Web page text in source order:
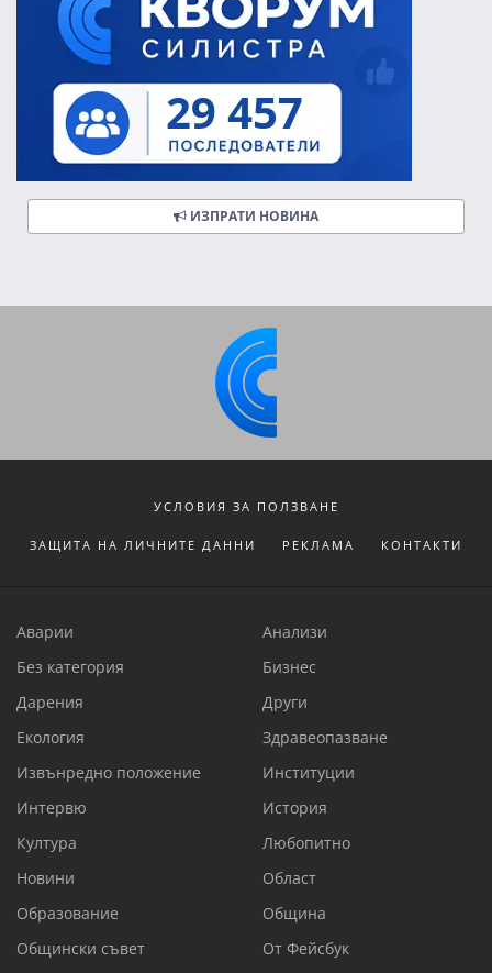
ИЗПРАТИ НОВИНА
УСЛОВИЯ ЗА ПОЛЗВАНЕ
ЗАЩИТА НА ЛИЧНИТЕ ДАННИ РЕКЛАМА КОНТАКТИ
Аварии
Анализи
Без категория
Бизнес
Дарения
Други
Екология
Здравеопазване
Извънредно положение
Институции
Интервю
История
Култура
Любопитно
Новини
Област
Образование
Община
Общински съвет
От Фейсбук